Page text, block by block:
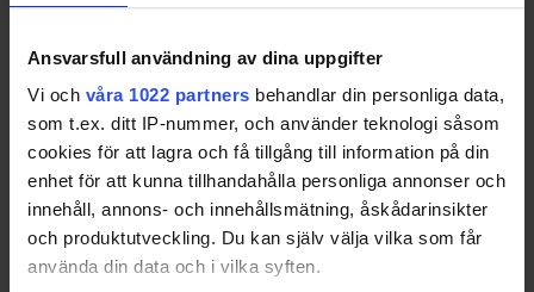
Ansvarsfull användning av dina uppgifter
Vi och våra 1022 partners behandlar din personliga data,
som t.ex. ditt IP-nummer, och använder teknologi såsom
cookies för att lagra och få tillgång till information på din
enhet för att kunna tillhandahålla personliga annonser och
innehåll, annons- och innehållsmätning, åskådarinsikter
och produktutveckling. Du kan själv välja vilka som får
använda din data och i vilka syften.
4
Hedesunda
20 6 2 12 -53
Bofors IK
Karlskoga/Nor
IK/Färjestad BK2
14
6
Örebro Hockey
HK/Örebro
HUF/Hällefors
IK/Guldsmedshytte
20 1 0 19 -135 3